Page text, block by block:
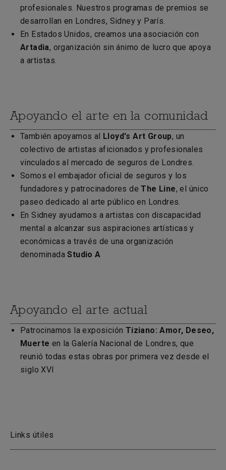
profesionales. Nuestros programas de premios se
desarrollan en Londres, Sidney y París.
En Estados Unidos, creamos una asociación con
Artadia, organización sin ánimo de lucro que apoya
a artistas.
Apoyando el arte en la comunidad
También apoyamos al Lloyd's Art Group, un
colectivo de artistas aficionados y profesionales
vinculados al mercado de seguros de Londres.
Somos el embajador oficial de seguros y los
fundadores y patrocinadores deThe Line, el único
paseo dedicado al arte público en Londres.
En Sidney ayudamos a artistas con discapacidad
mental a alcanzar sus aspiraciones artísticas y
económicas a través de una organización
denominadaStudio A
Apoyando el arte actual
Patrocinamos la exposición Tiziano: Amor, Deseo,
Muerte en la Galería Nacional de Londres, que
reunió todas estas obras por primera vez desde el
siglo XVI
Links útiles